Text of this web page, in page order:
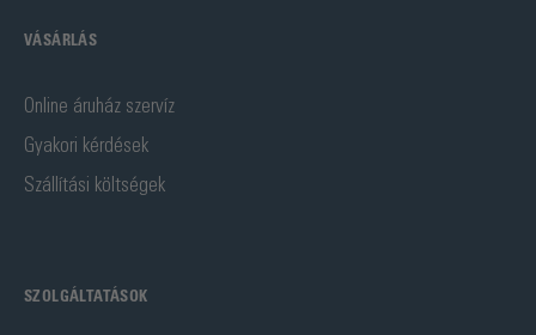
VÁSÁRLÁS
Online áruház szervíz
Gyakori kérdések
Szállítási költségek
SZOLGÁLTATÁSOK